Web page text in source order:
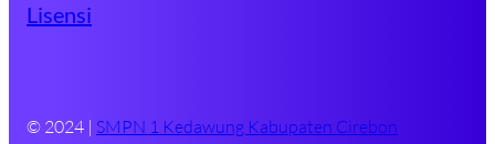
Lisensi
© 2024 | SMPN 1 Kedawung Kabupaten Cirebon